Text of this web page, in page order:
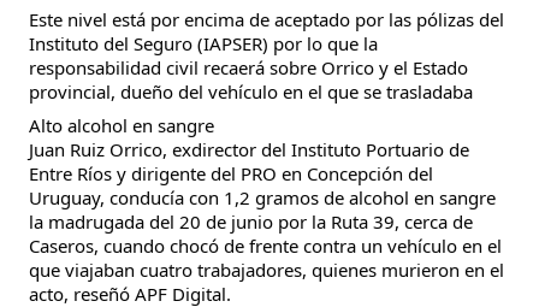
Este nivel está por encima de aceptado por las pólizas del
Instituto del Seguro (IAPSER) por lo que la
responsabilidad civil recaerá sobre Orrico y el Estado
provincial, dueño del vehículo en el que se trasladaba
Alto alcohol en sangre
Juan Ruiz Orrico, exdirector del Instituto Portuario de
Entre Ríos y dirigente del PRO en Concepción del
Uruguay, conducía con 1,2 gramos de alcohol en sangre
la madrugada del 20 de junio por la Ruta 39, cerca de
Caseros, cuando chocó de frente contra un vehículo en el
que viajaban cuatro trabajadores, quienes murieron en el
acto, reseñó APF Digital.